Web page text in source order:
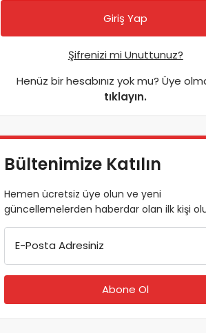
Şifrenizi mi Unuttunuz?
Henüz bir hesabınız yok mu? Üye
tıklayın.
Bültenimize Katılın
Hemen ücretsiz üye olun ve yeni
güncellemelerden haberdar olan ilk kişi
E-Posta Adresiniz